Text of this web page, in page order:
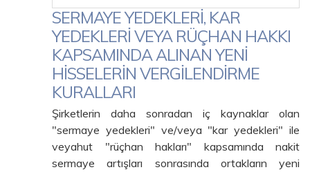
SERMAYE YEDEKLERİ, KAR
YEDEKLERİ VEYA RÜÇHAN HAKKI
KAPSAMINDA ALINAN YENİ
HİSSELERİN VERGİLENDİRME
KURALLARI
Şirketlerin daha sonradan iç kaynaklar olan
"sermaye yedekleri" ve/veya "kar yedekleri" ile
veyahut "rüçhan hakları" kapsamında nakit
sermaye artışları sonrasında ortakların yeni